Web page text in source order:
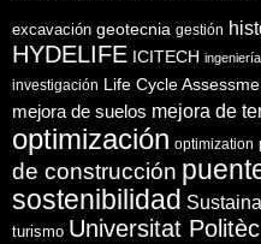
excavación geotecnia gestión
HYDELIFE ICITECH ingeniería
investigación Life Cycle
mejora de suelos mejora de
optimización optimization
de construcción
sostenibilidad
turismo Universitat